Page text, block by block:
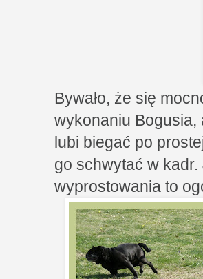
Bywało, że się
wykonaniu Bogusia,
lubi biegać po
go schwytać w
wyprostowania to